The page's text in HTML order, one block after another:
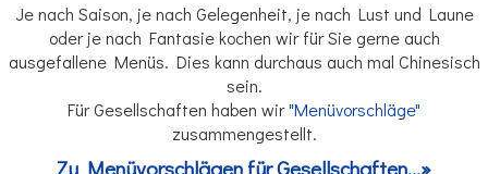
Je nach Saison, je nach Gelegenheit, je nach Lust und Laune
oder je nach Fantasie kochen wir für Sie gerne auch
ausgefallene Menüs. Dies kann durchaus auch mal Chinesisch
sein.
Für Gesellschaften haben wir"Menüvorschläge"
zusammengestellt.
Zu Menüvorschlägen für Gesellschaften...»